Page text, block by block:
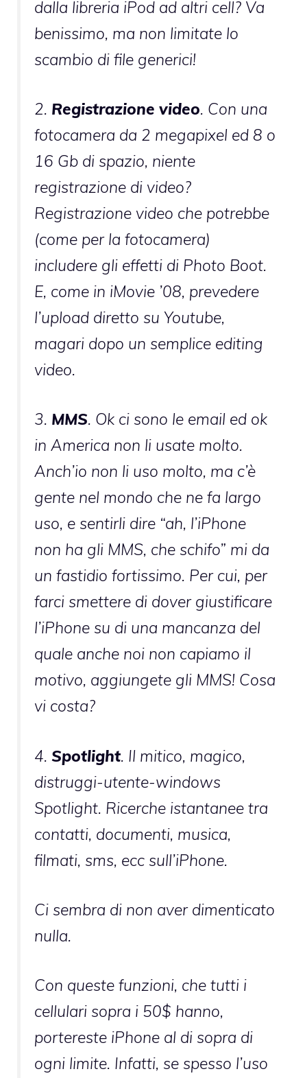
dalla libreria iPod ad altri cell? Va
benissimo, ma non limitate lo
scambio di file generici!
2. Registrazione video. Con una
fotocamera da 2 megapixel ed 8 o
16 Gb di spazio, niente
registrazione di video?
Registrazione video che potrebbe
(come per la fotocamera)
includere gli effetti di Photo Boot.
E, come in iMovie ’08, prevedere
l’upload diretto su Youtube,
magari dopo un semplice editing
video.
3. MMS. Ok ci sono le email ed ok
in America non li usate molto.
Anch’io non li uso molto, ma c’è
gente nel mondo che ne fa largo
uso, e sentirli dire “ah, l’iPhone
non ha gli MMS, che schifo” mi da
un fastidio fortissimo. Per cui, per
farci smettere di dover giustificare
l’iPhone su di una mancanza del
quale anche noi non capiamo il
motivo, aggiungete gli MMS! Cosa
vi costa?
4. Spotlight. Il mitico, magico,
distruggi-utente-windows
Spotlight. Ricerche istantanee tra
contatti, documenti, musica,
filmati, sms, ecc sull’iPhone.
Ci sembra di non aver dimenticato
nulla.
Con queste funzioni, che tutti i
cellulari sopra i 50$ hanno,
portereste iPhone al di sopra di
ogni limite. Infatti, se spesso l’uso